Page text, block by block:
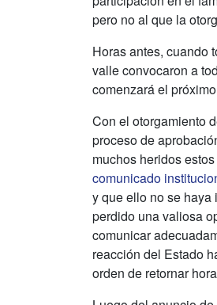
pero no al que la
Horas antes, cuando
valle convocaron a
comenzará el
Con el otorgamiento
proceso de
muchos heridos
comunicado
y que ello no se haya
perdido una valiosa
comunicar
reacción del Estado
orden de retornar